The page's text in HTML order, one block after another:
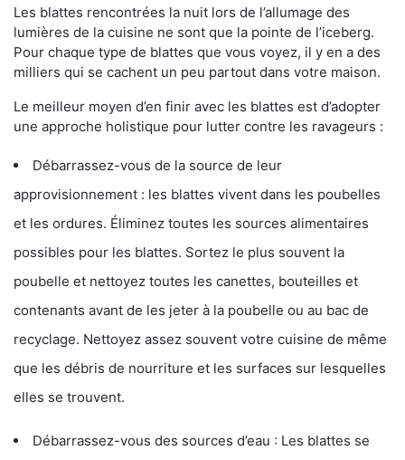
Les blattes rencontrées la nuit lors de l’allumage des
lumières de la cuisine ne sont que la pointe de l’iceberg.
Pour chaque type de blattes que vous voyez, il y en a des
milliers qui se cachent un peu partout dans votre maison.
Le meilleur moyen d’en finir avec les blattes est d’adopter
une approche holistique pour lutter contre les ravageurs :
Débarrassez-vous de la source de leur
approvisionnement : les blattes vivent dans les poubelles
et les ordures. Éliminez toutes les sources alimentaires
possibles pour les blattes. Sortez le plus souvent la
poubelle et nettoyez toutes les canettes, bouteilles et
contenants avant de les jeter à la poubelle ou au bac de
recyclage. Nettoyez assez souvent votre cuisine de même
que les débris de nourriture et les surfaces sur lesquelles
elles se trouvent.
Débarrassez-vous des sources d’eau : Les blattes se